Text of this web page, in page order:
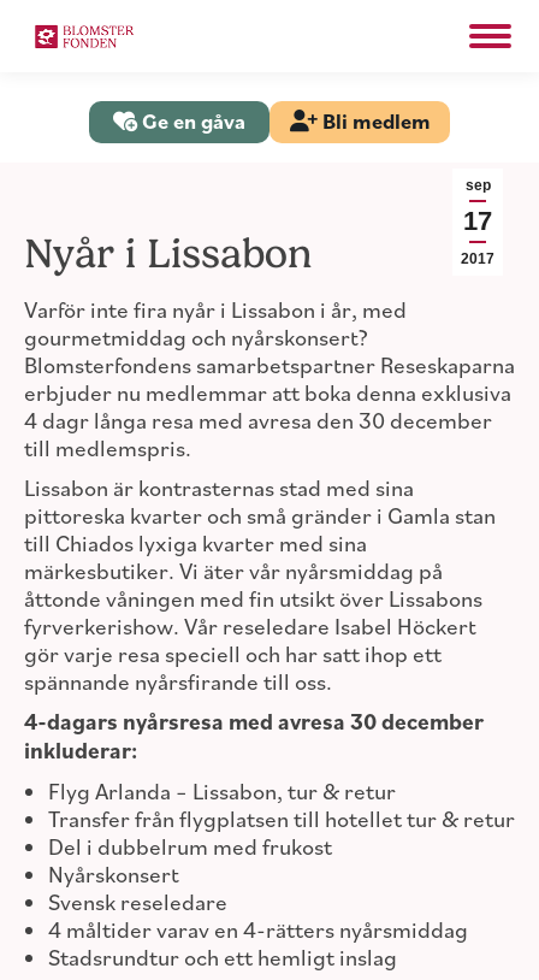
Ge en gåva Bli medlem
sep
17
2017
Nyår i Lissabon
Varför inte fira nyår i Lissabon i år, med
gourmetmiddag och nyårskonsert?
Blomsterfondens samarbetspartner Reseskaparna
erbjuder nu medlemmar att boka denna exklusiva
4 dagr långa resa med avresa den 30 december
till medlemspris.
Lissabon är kontrasternas stad med sina
pittoreska kvarter och små gränder i Gamla stan
till Chiados lyxiga kvarter med sina
märkesbutiker. Vi äter vår nyårsmiddag på
åttonde våningen med fin utsikt över Lissabons
fyrverkerishow. Vår reseledare Isabel Höckert
gör varje resa speciell och har satt ihop ett
spännande nyårsfirande till oss.
4-dagars nyårsresa med avresa 30 december
inkluderar:
Flyg Arlanda – Lissabon, tur & retur
Transfer från flygplatsen till hotellet tur & retur
Del i dubbelrum med frukost
Nyårskonsert
Svensk reseledare
4 måltider varav en 4-rätters nyårsmiddag
Stadsrundtur och ett hemligt inslag